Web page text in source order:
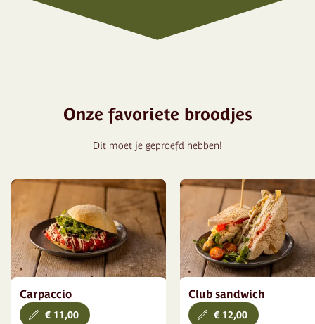
Onze favoriete broodjes
Dit moet je geproefd hebben!
Carpaccio
€ 11,00
Club sandwich
€ 12,00